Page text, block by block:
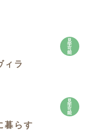
見
学
可
能
ィラ
見
学
可
能
暮らす